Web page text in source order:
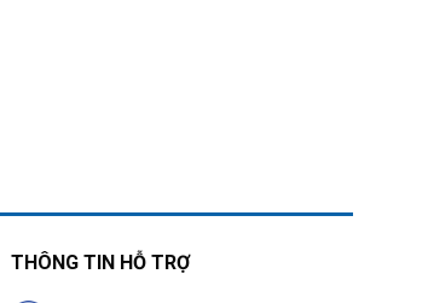
THÔNG TIN HỖ TRỢ